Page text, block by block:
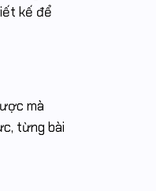
kế để
mà
từng bài